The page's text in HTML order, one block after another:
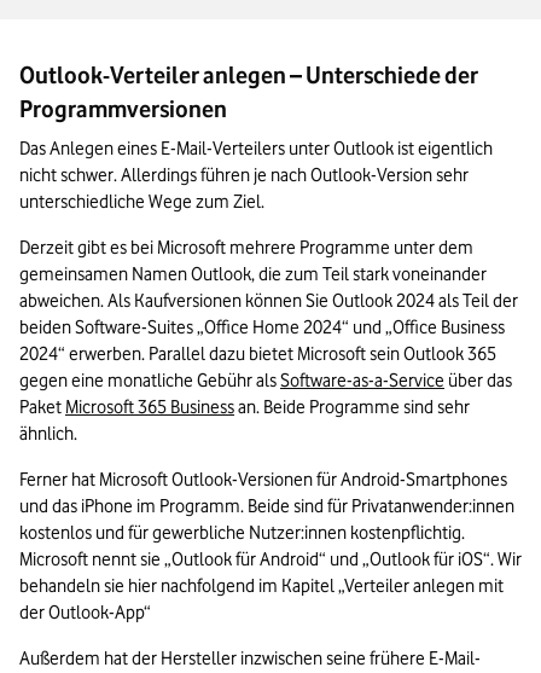
Outlook-Verteiler anlegen – Unterschiede der
Programmversionen
Das Anlegen eines E-Mail-Verteilers unter Outlook ist eigentlich
nicht schwer. Allerdings führen je nach Outlook-Version sehr
unterschiedliche Wege zum Ziel.
Derzeit gibt es bei Microsoft mehrere Programme unter dem
gemeinsamen Namen Outlook, die zum Teil stark voneinander
abweichen. Als Kaufversionen können Sie Outlook 2024 als Teil der
beiden Software-Suites „Office Home 2024“ und „Office Business
2024“ erwerben. Parallel dazu bietet Microsoft sein Outlook 365
gegen eine monatliche Gebühr als Software-as-a-Service über das
Paket Microsoft 365 Business an. Beide Programme sind sehr
ähnlich.
Ferner hat Microsoft Outlook-Versionen für Android-Smartphones
und das iPhone im Programm. Beide sind für Privatanwender:innen
kostenlos und für gewerbliche Nutzer:innen kostenpflichtig.
Microsoft nennt sie „Outlook für Android“ und „Outlook für iOS“. Wir
behandeln sie hier nachfolgend im Kapitel „Verteiler anlegen mit
der Outlook-App“
Außerdem hat der Hersteller inzwischen seine frühere E-Mail-